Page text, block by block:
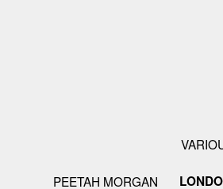
PEETAH MORGAN